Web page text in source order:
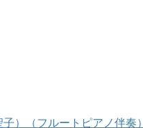
）（フルートピアノ伴奏）